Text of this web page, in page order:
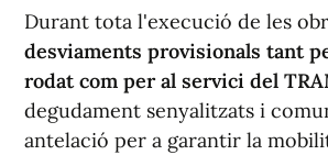
Durant tota l'execució de les
desviaments provisionals tant
rodat com per al servici del
degudament senyalitzats i
antelació per a garantir la